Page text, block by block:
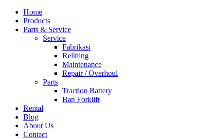
Home
Products
Parts & Service
Service
Fabrikasi
Relining
Maintenance
Repair / Overhoul
Parts
Traction Battery
Ban Forklift
Rental
Blog
About Us
Contact